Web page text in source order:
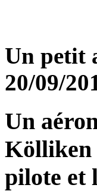
Un petit
20/09/
Un
Kölliken
pilote et